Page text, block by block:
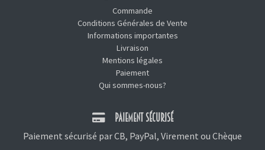
Commande
Conditions Générales de Vente
Informations importantes
Livraison
Mentions légales
Paiement
Qui sommes-nous?
PAIEMENT SÉCURISÉ
Paiement sécurisé par CB, PayPal, Virement ou Chèque